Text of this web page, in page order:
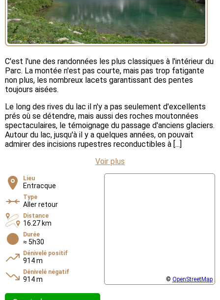
C'est l'une des randonnées les plus classiques à l'intérieur du
Parc. La montée n'est pas courte, mais pas trop fatigante
non plus, les nombreux lacets garantissant des pentes
toujours aisées.
Le long des rives du lac il n'y a pas seulement d'excellents
prés où se détendre, mais aussi des roches moutonnées
spectaculaires, le témoignage du passage d'anciens glaciers.
Autour du lac, jusqu'à il y a quelques années, on pouvait
admirer des incisions rupestres reconductibles à [...]
Voir plus
Lieu
Entracque
Type
Aller retour
Distance
16.27 km
Durée
≈ 5h30
Dénivelé positif
914 m
Dénivelé négatif
914 m © OpenStreetMap